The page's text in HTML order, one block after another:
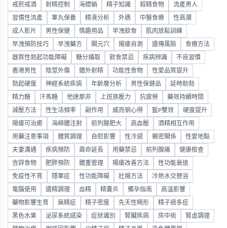
戒菸戒酒 射精控制 海螵蛸 精子知識 殺精食物 流產男人
習慣性流產 睾丸保養 精液分析 外遇 中醫食療 性高潮
成人影片 男性保健 情趣用品 早洩飲食 肌肉放鬆訓練
早洩預防技巧 早洩藥方 關元穴 陽痿自測 遺傳風險 食療方法
器質性勃起功能障礙 糖分攝取 飲食禁忌 疾病辨識 不良習慣
香港男性 陰莖外傷 體外射精 功能性食物 性愛品質提升
勃起硬度 神經系統疾病 年齡層分析 男性保健品 延時助勃
精力糖 汗馬糖 他達那非 上班族壓力 抗疲勞 藥效持續時間
減壓方法 性生活頻率 副作用 威而钢心得 藍P雙效 硬度提升
陽痿可治癒 海綿體注射 前列腺肥大 高血壓 酒精相互作用
用藥注意事項 體質調理 自慰影響 性冷感 親密關係 性愛地點
夫妻溝通 疾病預防 壽命延長 用藥禁忌 前列腺痛 健康檢查
含鋅食物 肥胖預防 體重管理 陽痿改善方法 性功能衰退
免疫性不育 隱睾症 性功能障礙 壯陽方法 冷熱水交替浴
電腦使用 遺精調理 血精 精囊炎 備孕指南 高溫影響
藥物影響生育 無精症 精子密度 先天性畸形 精子過多症
黑色水果 泌尿系統感染 症狀識別 腎臟疾病 房中術 腎虛調理